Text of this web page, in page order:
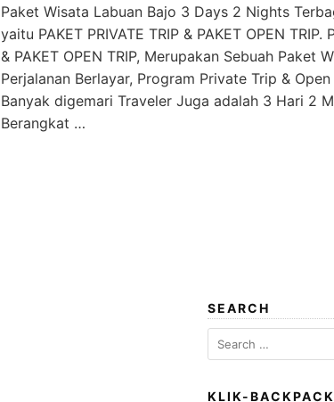
Paket Wisata Labuan Bajo 3 Days 2 Nights
yaitu PAKET PRIVATE TRIP & PAKET OPEN TRIP.
& PAKET OPEN TRIP, Merupakan Sebuah Paket
Perjalanan Berlayar, Program Private Trip &
Banyak digemari Traveler Juga adalah 3 Hari 2
Berangkat …
SEARCH
Search
for:
KLIK-